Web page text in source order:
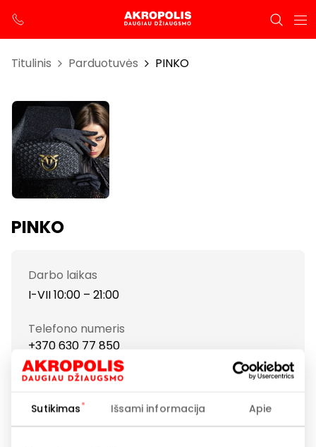
Sutikimas Išsami informacija Apie
Titulinis Parduotuvės PINKO
PINKO
Darbo laikas
I-VII 10:00 – 21:00
Telefono numeris
+370 630 77 850
Rodyti lokaciją žemėlapyje